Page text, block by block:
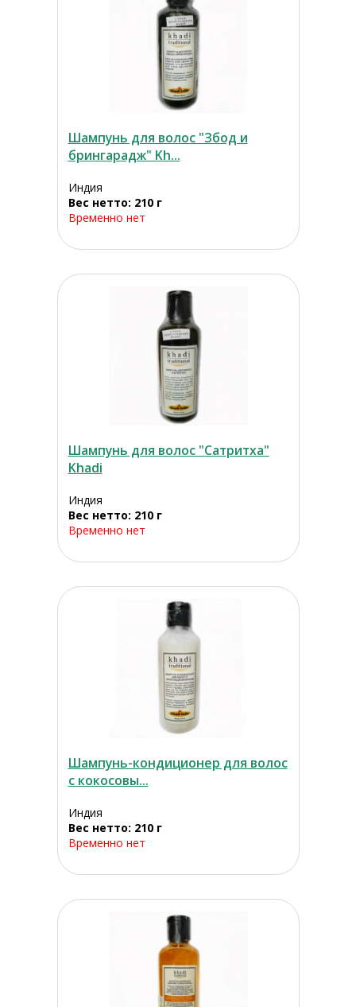
Шампунь для волос "Збод и
брингарадж" Kh...
Индия
Вес нетто: 210 г
Временно нет
Шампунь для волос "Сатритха"
Khadi
Индия
Вес нетто: 210 г
Временно нет
Шампунь-кондиционер для волос
с кокосовы...
Индия
Вес нетто: 210 г
Временно нет